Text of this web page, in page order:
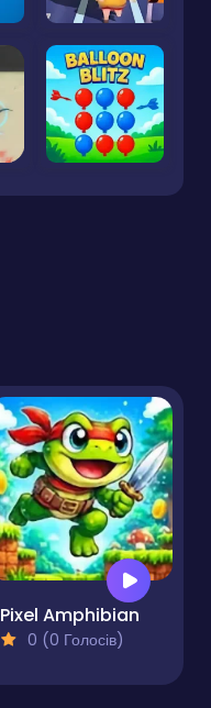
Pixel Amphibian
0 (0 Голосів)